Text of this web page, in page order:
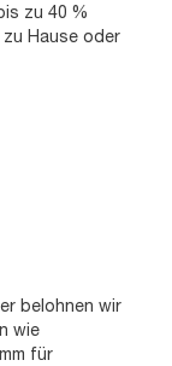
zu 40 %
Hause oder
belohnen wir
wie
für